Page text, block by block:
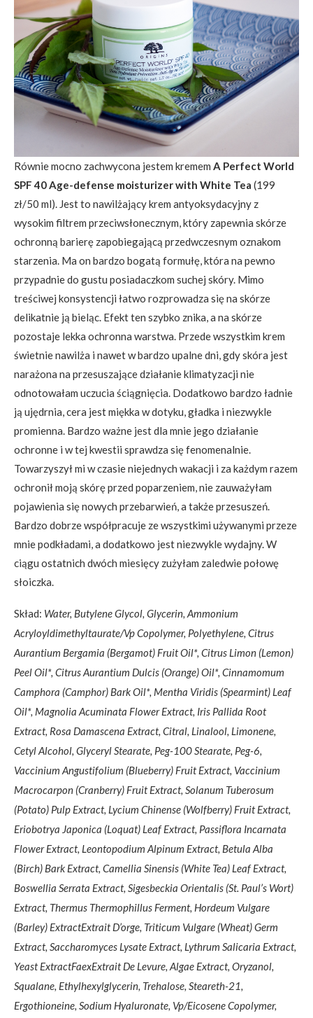
Równie mocno zachwycona jestem kremem A Perfect World
SPF 40 Age-defense moisturizer with White Tea (199
zł/50 ml). Jest to nawilżający krem antyoksydacyjny z
wysokim filtrem przeciwsłonecznym, który zapewnia skórze
ochronną barierę zapobiegającą przedwczesnym oznakom
starzenia. Ma on bardzo bogatą formułę, która na pewno
przypadnie do gustu posiadaczkom suchej skóry. Mimo
treściwej konsystencji łatwo rozprowadza się na skórze
delikatnie ją bieląc. Efekt ten szybko znika, a na skórze
pozostaje lekka ochronna warstwa. Przede wszystkim krem
świetnie nawilża i nawet w bardzo upalne dni, gdy skóra jest
narażona na przesuszające działanie klimatyzacji nie
odnotowałam uczucia ściągnięcia. Dodatkowo bardzo ładnie
ją ujędrnia, cera jest miękka w dotyku, gładka i niezwykle
promienna. Bardzo ważne jest dla mnie jego działanie
ochronne i w tej kwestii sprawdza się fenomenalnie.
Towarzyszył mi w czasie niejednych wakacji i za każdym razem
ochronił moją skórę przed poparzeniem, nie zauważyłam
pojawienia się nowych przebarwień, a także przesuszeń.
Bardzo dobrze współpracuje ze wszystkimi używanymi przeze
mnie podkładami, a dodatkowo jest niezwykle wydajny. W
ciągu ostatnich dwóch miesięcy zużyłam zaledwie połowę
słoiczka.
Skład: Water, Butylene Glycol, Glycerin, Ammonium
Acryloyldimethyltaurate/Vp Copolymer, Polyethylene, Citrus
Aurantium Bergamia (Bergamot) Fruit Oil*, Citrus Limon (Lemon)
Peel Oil*, Citrus Aurantium Dulcis (Orange) Oil*, Cinnamomum
Camphora (Camphor) Bark Oil*, Mentha Viridis (Spearmint) Leaf
Oil*, Magnolia Acuminata Flower Extract, Iris Pallida Root
Extract, Rosa Damascena Extract, Citral, Linalool, Limonene,
Cetyl Alcohol, Glyceryl Stearate, Peg-100 Stearate, Peg-6,
Vaccinium Angustifolium (Blueberry) Fruit Extract, Vaccinium
Macrocarpon (Cranberry) Fruit Extract, Solanum Tuberosum
(Potato) Pulp Extract, Lycium Chinense (Wolfberry) Fruit Extract,
Eriobotrya Japonica (Loquat) Leaf Extract, Passiflora Incarnata
Flower Extract, Leontopodium Alpinum Extract, Betula Alba
(Birch) Bark Extract, Camellia Sinensis (White Tea) Leaf Extract,
Boswellia Serrata Extract, Sigesbeckia Orientalis (St. Paul’s Wort)
Extract, Thermus Thermophillus Ferment, Hordeum Vulgare
(Barley) ExtractExtrait D’orge, Triticum Vulgare (Wheat) Germ
Extract, Saccharomyces Lysate Extract, Lythrum Salicaria Extract,
Yeast ExtractFaexExtrait De Levure, Algae Extract, Oryzanol,
Squalane, Ethylhexylglycerin, Trehalose, Steareth-21,
Ergothioneine, Sodium Hyaluronate, Vp/Eicosene Copolymer,